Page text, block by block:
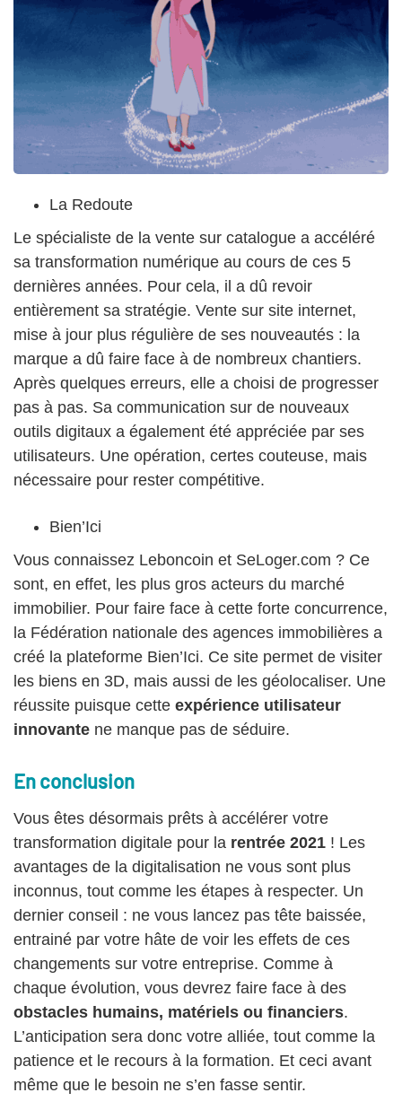
La Redoute
Le spécialiste de la vente sur catalogue a accéléré
sa transformation numérique au cours de ces 5
dernières années. Pour cela, il a dû revoir
entièrement sa stratégie. Vente sur site internet,
mise à jour plus régulière de ses nouveautés : la
marque a dû faire face à de nombreux chantiers.
Après quelques erreurs, elle a choisi de progresser
pas à pas. Sa communication sur de nouveaux
outils digitaux a également été appréciée par ses
utilisateurs. Une opération, certes couteuse, mais
nécessaire pour rester compétitive.
Bien’Ici
Vous connaissez Leboncoin et SeLoger.com ? Ce
sont, en effet, les plus gros acteurs du marché
immobilier. Pour faire face à cette forte concurrence,
la Fédération nationale des agences immobilières a
créé la plateforme Bien’Ici. Ce site permet de visiter
les biens en 3D, mais aussi de les géolocaliser. Une
réussite puisque cette expérience utilisateur
innovante ne manque pas de séduire.
En conclusion
Vous êtes désormais prêts à accélérer votre
transformation digitale pour la rentrée 2021 ! Les
avantages de la digitalisation ne vous sont plus
inconnus, tout comme les étapes à respecter. Un
dernier conseil : ne vous lancez pas tête baissée,
entrainé par votre hâte de voir les effets de ces
changements sur votre entreprise. Comme à
chaque évolution, vous devrez faire face à des
obstacles humains, matériels ou financiers.
L’anticipation sera donc votre alliée, tout comme la
patience et le recours à la formation. Et ceci avant
même que le besoin ne s’en fasse sentir.